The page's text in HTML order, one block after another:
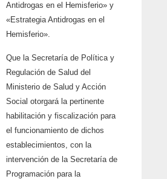
Antidrogas en el Hemisferio» y
«Estrategia Antidrogas en el
Hemisferio».
Que la Secretaría de Política y
Regulación de Salud del
Ministerio de Salud y Acción
Social otorgará la pertinente
habilitación y fiscalización para
el funcionamiento de dichos
establecimientos, con la
intervención de la Secretaría de
Programación para la